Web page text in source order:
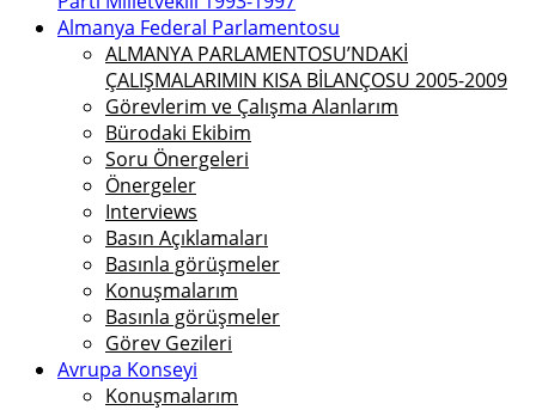
Almanya Federal Parlamentosu
ALMANYA PARLAMENTOSU’NDAKİ
ÇALIŞMALARIMIN KISA BİLANÇOSU 2005-2009
Görevlerim ve Çalışma Alanlarım
Bürodaki Ekibim
Soru Önergeleri
Önergeler
Interviews
Basın Açıklamaları
Basınla görüşmeler
Konuşmalarım
Basınla görüşmeler
Görev Gezileri
Avrupa Konseyi
Konuşmalarım